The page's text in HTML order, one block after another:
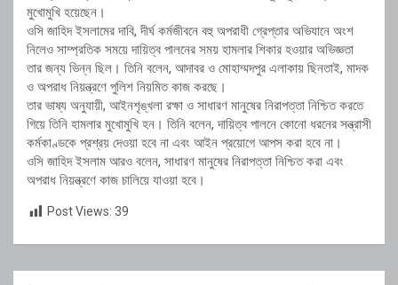
মুখোমুখি হয়েছেন।
ওসি জাহিদ ইসলামের দাবি, দীর্ঘ কর্মজীবনে বহু অপরাধী গ্রেপ্তার অভিযানে অংশ
নিলেও সাম্প্রতিক সময়ে দায়িত্ব পালনের সময় হামলার শিকার হওয়ার অভিজ্ঞতা
তার জন্য ভিন্ন ছিল। তিনি বলেন, আদাবর ও মোহাম্মদপুর এলাকায় ছিনতাই, মাদক
ও অপরাধ নিয়ন্ত্রণে পুলিশ নিয়মিত কাজ করছে।
তার ভাষ্য অনুযায়ী, আইনশৃঙ্খলা রক্ষা ও সাধারণ মানুষের নিরাপত্তা নিশ্চিত করতে
গিয়ে তিনি হামলার মুখোমুখি হন। তিনি বলেন, দায়িত্ব পালনে কোনো ধরনের সন্ত্রাসী
কর্মকাণ্ডকে প্রশ্রয় দেওয়া হবে না এবং আইন প্রয়োগে আপস করা হবে না।
ওসি জাহিদ ইসলাম আরও বলেন, সাধারণ মানুষের নিরাপত্তা নিশ্চিত করা এবং
অপরাধ নিয়ন্ত্রণে কাজ চালিয়ে যাওয়া হবে।
Post Views: 39